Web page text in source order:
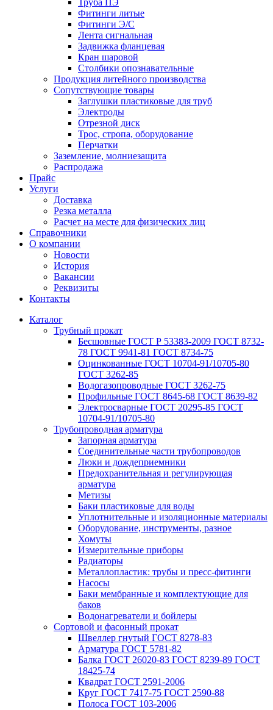
Труба ПЭ
Фитинги литые
Фитинги Э/С
Лента сигнальная
Задвижка фланцевая
Кран шаровой
Столбики опознавательные
Продукция литейного производства
Сопутствующие товары
Заглушки пластиковые для труб
Электроды
Отрезной диск
Трос, стропа, оборудование
Перчатки
Заземление, молниезащита
Распродажа
Прайс
Услуги
Доставка
Резка металла
Расчет на месте для физических лиц
Справочники
О компании
Новости
История
Вакансии
Реквизиты
Контакты
Каталог
Трубный прокат
Беcшовные ГОСТ Р 53383-2009 ГОСТ 8732-
78 ГОСТ 9941-81 ГОСТ 8734-75
Оцинкованные ГОСТ 10704-91/10705-80
ГОСТ 3262-85
Водогазопроводные ГОСТ 3262-75
Профильные ГОСТ 8645-68 ГОСТ 8639-82
Электросварные ГОСТ 20295-85 ГОСТ
10704-91/10705-80
Трубопроводная арматура
Запорная арматура
Соединительные части трубопроводов
Люки и дождеприемники
Предохранительная и регулирующая
арматура
Метизы
Баки пластиковые для воды
Уплотнительные и изоляционные материалы
Оборудование, инструменты, разное
Хомуты
Измерительные приборы
Радиаторы
Металлопластик: трубы и пресс-фитинги
Насосы
Баки мембранные и комплектующие для
баков
Водонагреватели и бойлеры
Сортовой и фасонный прокат
Швеллер гнутый ГОСТ 8278-83
Арматура ГОСТ 5781-82
Балка ГОСТ 26020-83 ГОСТ 8239-89 ГОСТ
18425-74
Квадрат ГОСТ 2591-2006
Круг ГОСТ 7417-75 ГОСТ 2590-88
Полоса ГОСТ 103-2006